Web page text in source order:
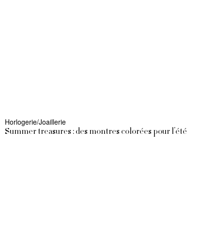
Horlogerie/Joaillerie
Summer treasures : des montres colorées pour l’été